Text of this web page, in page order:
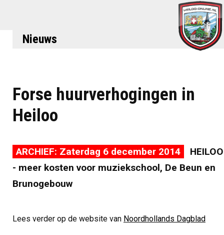
Nieuws
Forse huurverhogingen in
Heiloo
ARCHIEF: Zaterdag 6 december 2014
HEILOO
- meer kosten voor muziekschool, De Beun en
Brunogebouw
Lees verder op de website van Noordhollands Dagblad